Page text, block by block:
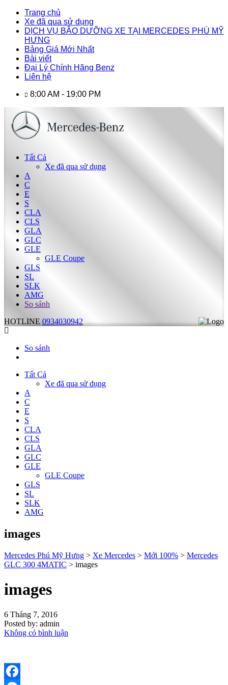
Trang chủ
Xe đã qua sử dụng
DỊCH VỤ BÃO DƯỠNG XE TẠI MERCEDES PHÚ MỸ
HƯNG
Bảng Giá Mới Nhất
Bài viết
Đại Lý Chính Hãng Benz
Liên hệ
8:00 AM - 19:00 PM
Tất Cả
Xe đã qua sử dụng
A
C
E
S
CLA
CLS
GLA
GLC
GLE
GLE Coupe
GLS
SL
SLK
AMG
So sánh
HOTLINE 0934030942
So sánh
Tất Cả
Xe đã qua sử dụng
A
C
E
S
CLA
CLS
GLA
GLC
GLE
GLE Coupe
GLS
SL
SLK
AMG
images
Mercedes Phú Mỹ Hưng > Xe Mercedes > Mới 100% > Mercedes
GLC 300 4MATIC > images
images
6 Tháng 7, 2016
Posted by: admin
Không có bình luận